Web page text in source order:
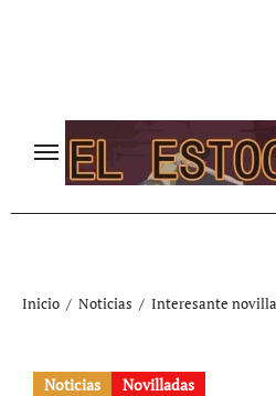
Inicio Noticias Interesante
Noticias Novilladas